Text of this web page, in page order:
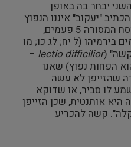
יבחר בה באופן
"יעקוב" איננו הנפוץ
יותר במקרא. הוא מופיע בנוסח המסורה 5 פעמים,
כו מב ו- 4 פעמים בירמיהו (ל יח; לג כו; מו
(
lectio difficilior
–
הפחות נפוץ) שאנו
שהזייפן לא עשה
לו סביר, או שדוקא
אותנטית, שכן הזייפן
קשה להכריע